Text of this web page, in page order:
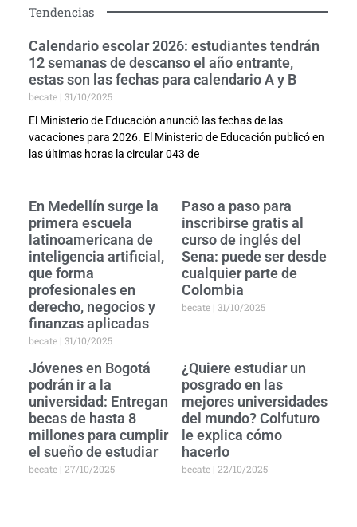
Tendencias
Calendario escolar 2026: estudiantes tendrán
12 semanas de descanso el año entrante,
estas son las fechas para calendario A y B
becate 31/10/2025
El Ministerio de Educación anunció las fechas de las
vacaciones para 2026. El Ministerio de Educación publicó en
las últimas horas la circular 043 de
En Medellín surge la
primera escuela
latinoamericana de
inteligencia artificial,
que forma
profesionales en
derecho, negocios y
finanzas aplicadas
becate 31/10/2025
Paso a paso para
inscribirse gratis al
curso de inglés del
Sena: puede ser desde
cualquier parte de
Colombia
becate 31/10/2025
Jóvenes en Bogotá
podrán ir a la
universidad: Entregan
becas de hasta 8
millones para cumplir
el sueño de estudiar
becate 27/10/2025
¿Quiere estudiar un
posgrado en las
mejores universidades
del mundo? Colfuturo
le explica cómo
hacerlo
becate 22/10/2025